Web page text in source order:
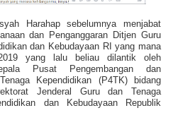
Harahap sebelumnya menjabat
dan Penganggaran Ditjen Guru
dan Kebudayaan RI yang mana
yang lalu beliau dilantik oleh
Pusat Pengembangan dan
Kependidikan (P4TK) bidang
Jenderal Guru dan Tenaga
dan Kebudayaan Republik